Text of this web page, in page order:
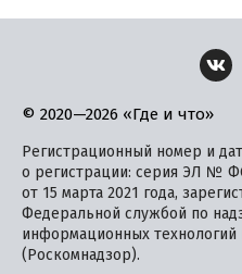
© 2020—2026 «Где и что»
Регистрационный номер и
о регистрации: серия ЭЛ №
от 15 марта 2021 года,
Федеральной службой по
информационных
(Роскомнадзор).